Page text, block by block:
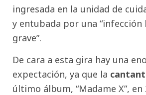
ingresada en la unidad de
y entubada por una “infección
grave”.
De cara a esta gira hay una
expectación, ya que la
último álbum, “Madame X”, en